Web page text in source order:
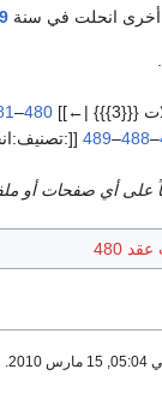
أخرى انحلت في سنة
|←]]
480
–
–
488
–
489
على أي صفحات أو
480